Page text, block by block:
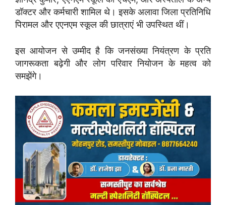
डॉक्टर और कर्मचारी शामिल थे। इसके अलावा जिला प्रतिनिधि
पिरामल और एएनएम स्कूल की छात्राएं भी उपस्थित थीं।
इस आयोजन से उम्मीद है कि जनसंख्या नियंत्रण के प्रति
जागरूकता बढ़ेगी और लोग परिवार नियोजन के महत्व को
समझेंगे।